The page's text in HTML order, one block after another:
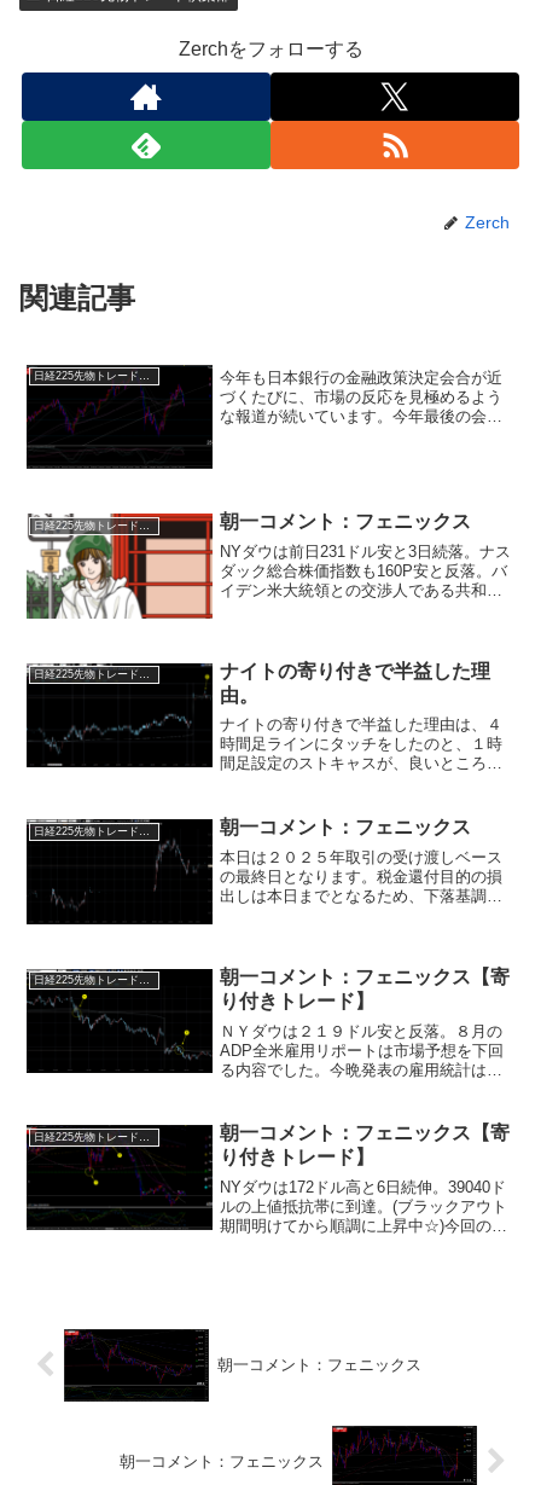
Zerchをフォローする
Zerch
関連記事
今年も日本銀行の金融政策決定会合が近
づくたびに、市場の反応を見極めるよう
な報道が続いています。今年最後の会合
朝一コメント：フェニックス
NYダウは前日231ドル安と3日続落。ナス
ダック総合株価指数も160P安と反落。バ
イデン米大統領との交渉人である共和党
値を買う材料も...
日経225先物トレード倶楽部
ナイトの寄り付きで半益した理
由。
ナイトの寄り付きで半益した理由は、４
時間足ラインにタッチをしたのと、１時
間足設定のストキャスが、良いところま
値まで押して来たら、カットします。半
益しているので、これで、損...
朝一コメント：フェニックス
本日は２０２５年取引の受け渡しベース
の最終日となります。税金還付目的の損
出しは本日までとなるため、下落基調だ
りを２０２６年度に回した...
日経225先物トレード倶楽部
朝一コメント：フェニックス【寄
り付きトレード】
ＮＹダウは２１９ドル安と反落。８月の
ADP全米雇用リポートは市場予想を下回
る内容でした。今晩発表の雇用統計は要
場は長期金利が一時3.72%まで低下)0.5％
の利下...
朝一コメント：フェニックス【寄
り付きトレード】
NYダウは172ドル高と6日続伸。39040ド
ルの上値抵抗帯に到達。(ブラックアウト
期間明けてから順調に上昇中☆)今回の先
朝一コメント：フェニックス
朝一コメント：フェニックス